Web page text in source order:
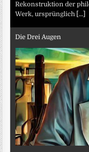
Rekonstruktion der
Werk, ursprünglich [...]
Die Drei Augen